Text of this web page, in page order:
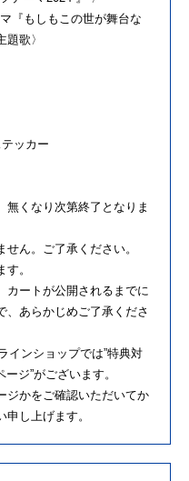
『もしもこの世が舞台な
歌〉
ッカー
無くなり次第終了となりま
せん。ご了承ください。
。
カートが公開されるまでに
、あらかじめご了承くださ
インショップでは”特典対
ジ”がございます。
ジかをご確認いただいてか
し上げます。